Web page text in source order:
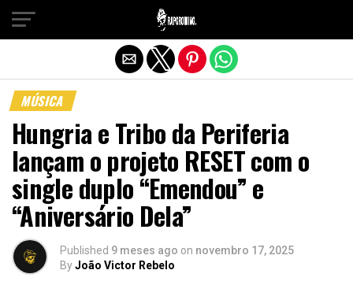
MÚSICA
Hungria e Tribo da Periferia
lançam o projeto RESET com o
single duplo “Emendou” e
“Aniversário Dela”
Published 9 meses ago on novembro 17, 2025
ByJoão Victor Rebelo
Sair da versão mobile